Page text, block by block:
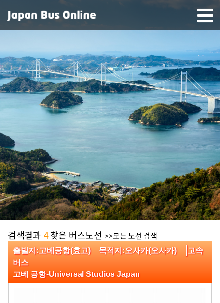
검색결과 4찾은 버스노선 >>모든 노선 검색
출발지:고베공항(효고) 목적지:오사카(오사카) |고속
버스
고베 공항-Universal Studios Japan